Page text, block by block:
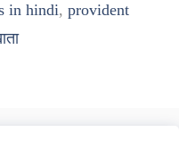
in hindi, provident